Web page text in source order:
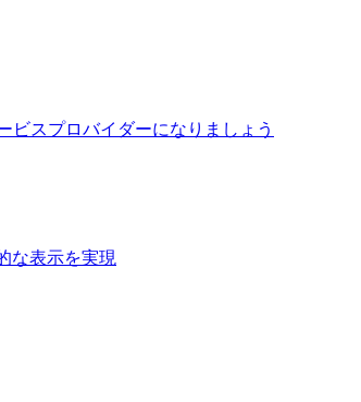
ビスプロバイダーになりましょう
な表示を実現​